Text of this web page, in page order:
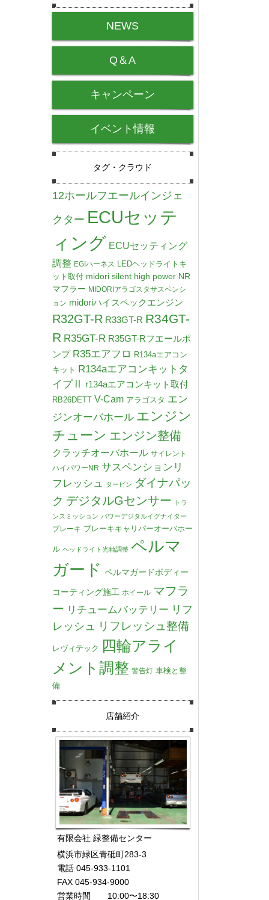
NEWS
Q＆A
キャンペーン
イベント情報
タグ・クラウド
12ホールフエールインジェ
クター ECUセッテ
ィング ECUセッティング
調整 EGIハーネス LEDヘッドライトキ
ット取付 midori silent high power NR
マフラー MIDORIアラゴスタサスペンシ
ョン midoriハイスペックエンジン
R32GT-R R33GT-R R34GT-
R R35GT-R R35GT-Rフエールポ
ンプ R35エアフロ R134aエアコン
キット R134aエアコンキットタ
イプⅡ
r134aエアコンキット取付
RB26DETT V-Cam アラゴスタ エン
ジンオーバホール エンジン
チューン エンジン整備
クラッチオーバホール サイレント
ハイパワーNR サスペンションリ
フレッシュ
タービン ダイナパッ
ク デジタルGセンサー
トラ
ンスミッション パワーデジタルイグナイター
ブレーキ ブレーキキャリパーオーバホー
ル ヘッドライト光軸調整 ペルマ
ガード ペルマガードボディー
コーティング施工 ホイール マフラ
ー リチュームバッテリー リフ
レッシュ
リフレッシュ整備
レヴィテック 四輪アライ
メント調整 警告灯 車検と整
備
店舗紹介
有限会社 緑整備センター
横浜市緑区青砥町283-3
電話 045-933-1101
FAX 045-934-9000
営業時間 10:00〜18:30